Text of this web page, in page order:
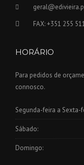
FAX: +351 255
HORÁRIO
Para pedidos de
connosco.
Segunda-feira a Sexta-
Sábado:
Domingo: